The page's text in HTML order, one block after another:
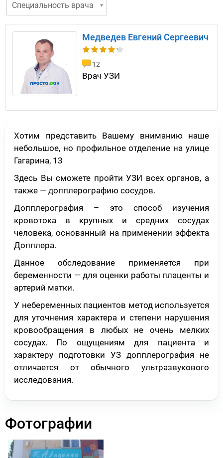
Специальность врача
Медведев Евгений Сергеевич
12
Врач УЗИ
Хотим представить Вашему вниманию наше
небольшое, но профильное отделение на улице
Гагарина, 13
Здесь Вы сможете пройти УЗИ всех органов, а
также — допплерографию сосудов.
Допплерография – это способ изучения
кровотока в крупных и средних сосудах
человека, основанный на применении эффекта
Допплера.
Данное обследование применяется при
беременности — для оценки работы плаценты и
артерий матки.
У небеременных пациентов метод используется
для уточнения характера и степени нарушения
кровообращения в любых не очень мелких
сосудах. По ощущениям для пациента и
характеру подготовки УЗ допплерография не
отличается от обычного ультразвукового
исследования.
Фотографии